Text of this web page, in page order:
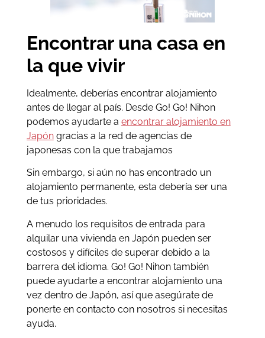
Encontrar una casa en
la que vivir
Idealmente, deberías encontrar alojamiento
antes de llegar al país. Desde Go! Go! Nihon
podemos ayudarte a encontrar alojamiento en
Japóngracias a la red de agencias de
japonesas con la que trabajamos
Sin embargo, si aún no has encontrado un
alojamiento permanente, esta debería ser una
de tus prioridades.
A menudo los requisitos de entrada para
alquilar una vivienda en Japón pueden ser
costosos y difíciles de superar debido a la
barrera del idioma. Go! Go! Nihon también
puede ayudarte a encontrar alojamiento una
vez dentro de Japón, así que asegúrate de
ponerte en contacto con nosotros si necesitas
ayuda.